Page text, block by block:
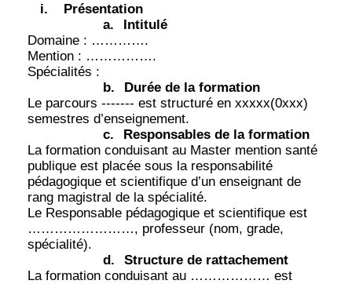
i.
Présentation
a.
Intitulé
Domaine : ………….
Mention : …………….
Spécialités :
b.
Durée de la formation
Le parcours ------- est structuré en xxxxx(0xxx)
semestres d’enseignement.
c.
Responsables de la formation
La formation conduisant au Master mention santé
publique est placée sous la responsabilité
pédagogique et scientifique d’un enseignant de
rang magistral de la spécialité.
Le Responsable pédagogique et scientifique est
……………………, professeur (nom, grade,
spécialité).
d.
Structure de rattachement
La formation conduisant au ……………… est